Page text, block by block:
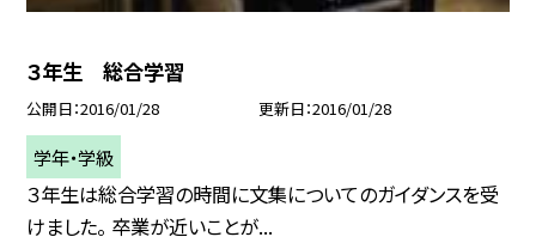
３年生 総合学習
公開日 2016/01/28 更新日 2016/01/28
学年・学級
３年生は総合学習の時間に文集についてのガイダンスを受
けました。 卒業が近いことが...